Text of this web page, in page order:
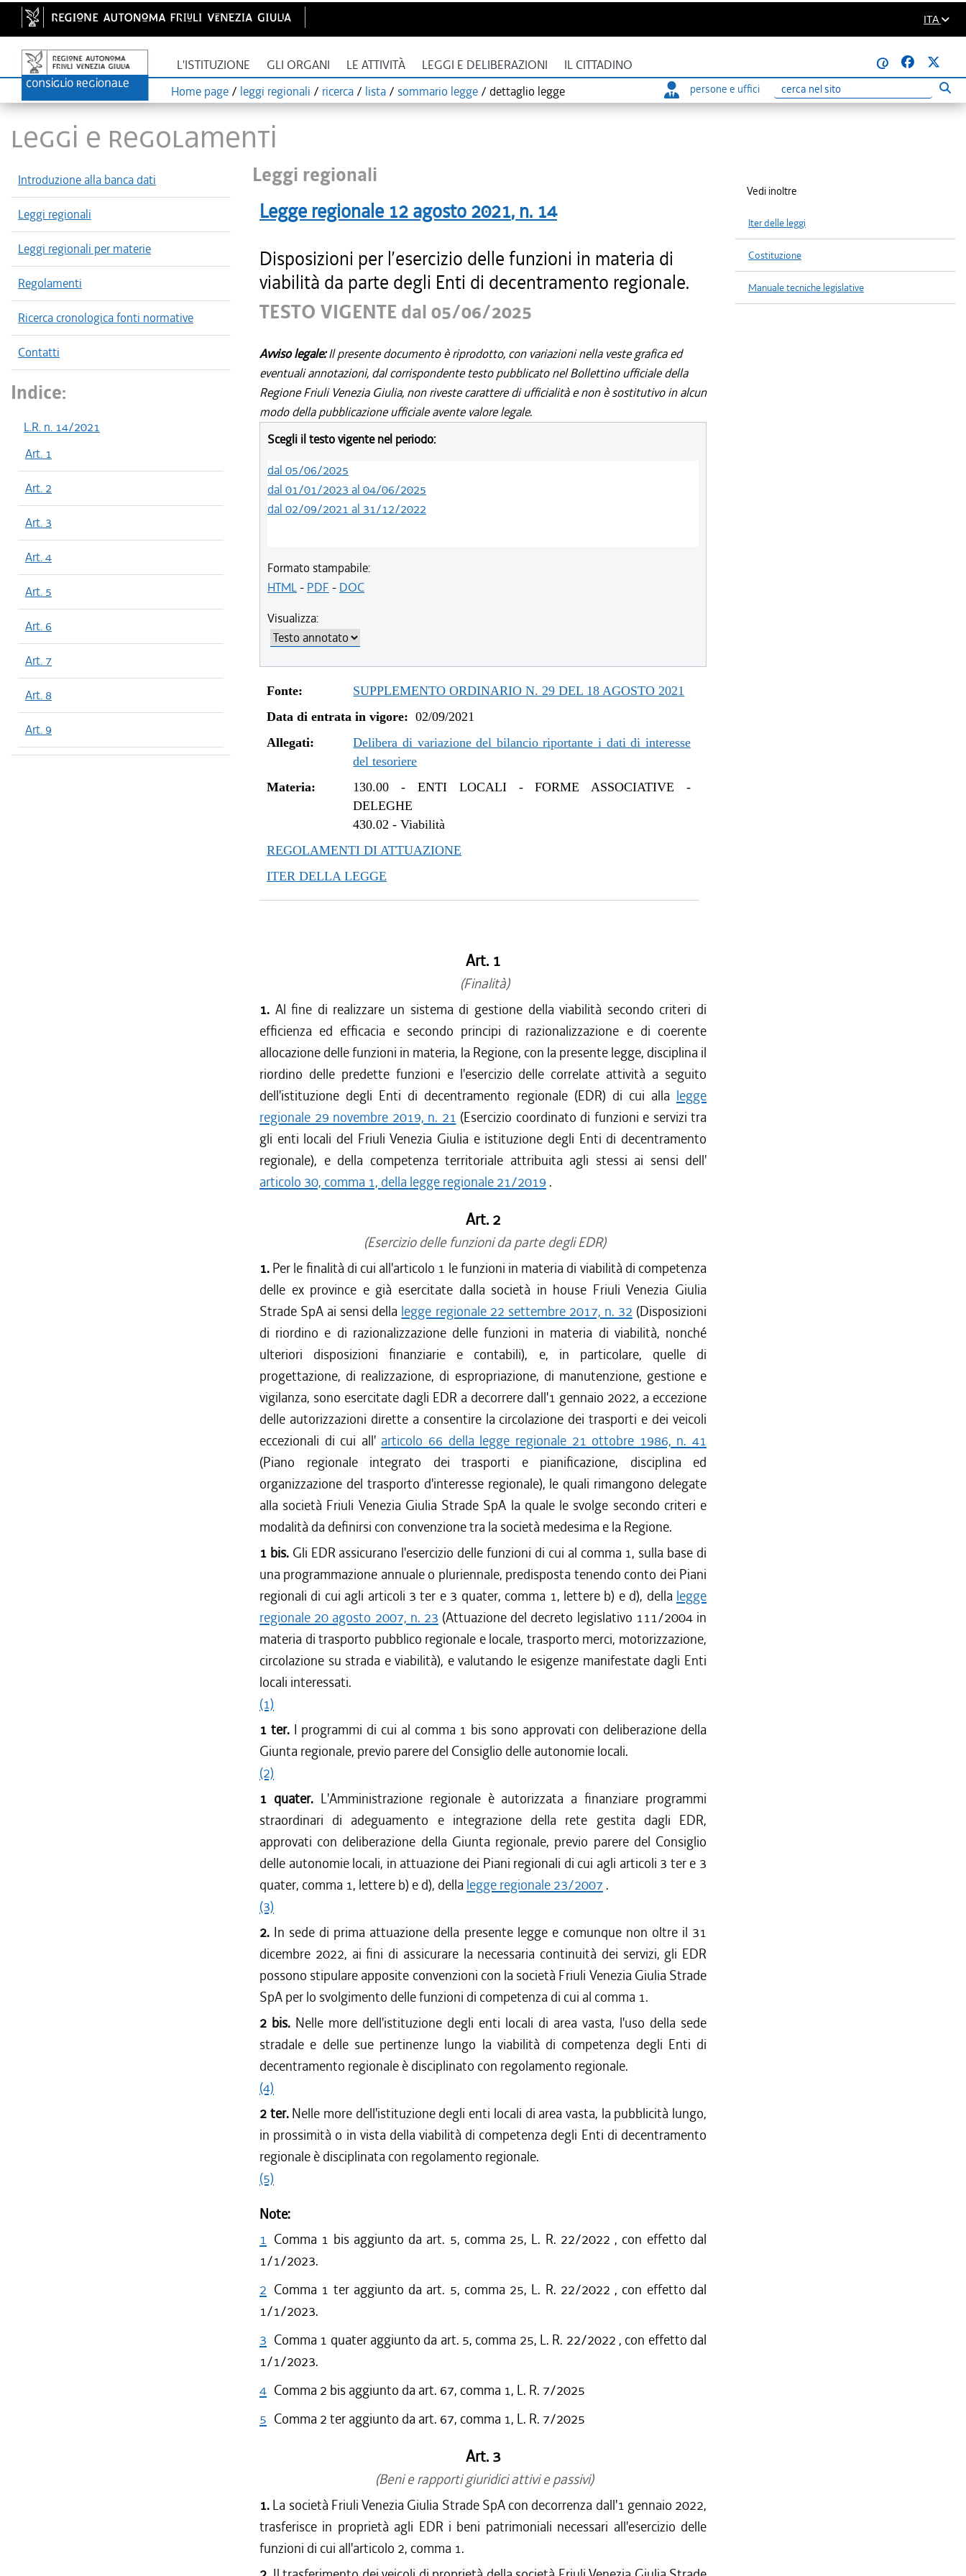
ITA
L'ISTITUZIONE GLI ORGANI LE ATTIVITÀ LEGGI E DELIBERAZIONI IL CITTADINO
@
Home page / leggi regionali / ricerca / lista / sommario legge / dettaglio legge persone e uffici
Ricerca
LEGGI E REGOLAMENTI
Introduzione alla banca dati
Leggi regionali
Leggi regionali per materie
Regolamenti
Ricerca cronologica fonti normative
Contatti
Indice:
L.R. n. 14/2021
Art. 1
Art. 2
Art. 3
Art. 4
Art. 5
Art. 6
Art. 7
Art. 8
Art. 9
Leggi regionali
Legge regionale 12 agosto 2021, n. 14
Disposizioni per l’esercizio delle funzioni in materia di
viabilità da parte degli Enti di decentramento regionale.
TESTO VIGENTE dal 05/06/2025
Avviso legale:Il presente documento è riprodotto, con variazioni nella veste grafica ed
eventuali annotazioni, dal corrispondente testo pubblicato nel Bollettino ufficiale della
Regione Friuli Venezia Giulia, non riveste carattere di ufficialità e non è sostitutivo in alcun
modo della pubblicazione ufficiale avente valore legale.
Scegli il testo vigente nel periodo:
dal 05/06/2025
dal 01/01/2023 al 04/06/2025
dal 02/09/2021 al 31/12/2022
Formato stampabile:
HTML- PDF - DOC
Visualizza:
Fonte:
SUPPLEMENTO ORDINARIO N. 29 DEL 18 AGOSTO 2021
Data di entrata in vigore: 02/09/2021
Allegati:
Delibera di variazione del bilancio riportante i dati di interesse
del tesoriere
Materia:
130.00 - ENTI LOCALI - FORME ASSOCIATIVE -
DELEGHE
430.02 -Viabilità
REGOLAMENTI DI ATTUAZIONE
ITER DELLA LEGGE
Art. 1
(Finalità)
1. Al fine di realizzare un sistema di gestione della viabilità secondo criteri di
efficienza ed efficacia e secondo principi di razionalizzazione e di coerente
allocazione delle funzioni in materia, la Regione, con la presente legge, disciplina il
riordino delle predette funzioni e l'esercizio delle correlate attività a seguito
dell'istituzione degli Enti di decentramento regionale (EDR) di cui alla legge
regionale 29 novembre 2019, n. 21 (Esercizio coordinato di funzioni e servizi tra
gli enti locali del Friuli Venezia Giulia e istituzione degli Enti di decentramento
regionale), e della competenza territoriale attribuita agli stessi ai sensi dell'
articolo 30, comma 1, della legge regionale 21/2019 .
Art. 2
(Esercizio delle funzioni da parte degli EDR)
1. Per le finalità di cui all'articolo 1 le funzioni in materia di viabilità di competenza
delle ex province e già esercitate dalla società in house Friuli Venezia Giulia
Strade SpA ai sensi della legge regionale 22 settembre 2017, n. 32 (Disposizioni
di riordino e di razionalizzazione delle funzioni in materia di viabilità, nonché
ulteriori disposizioni finanziarie e contabili), e, in particolare, quelle di
progettazione, di realizzazione, di espropriazione, di manutenzione, gestione e
vigilanza, sono esercitate dagli EDR a decorrere dall'1 gennaio 2022, a eccezione
delle autorizzazioni dirette a consentire la circolazione dei trasporti e dei veicoli
eccezionali di cui all' articolo 66 della legge regionale 21 ottobre 1986, n. 41
(Piano regionale integrato dei trasporti e pianificazione, disciplina ed
organizzazione del trasporto d'interesse regionale), le quali rimangono delegate
alla società Friuli Venezia Giulia Strade SpA la quale le svolge secondo criteri e
modalità da definirsi con convenzione tra la società medesima e la Regione.
1 bis. Gli EDR assicurano l'esercizio delle funzioni di cui al comma 1, sulla base di
una programmazione annuale o pluriennale, predisposta tenendo conto dei Piani
regionali di cui agli articoli 3 ter e 3 quater, comma 1, lettere b) e d), della legge
regionale 20 agosto 2007, n. 23 (Attuazione del decreto legislativo 111/2004 in
materia di trasporto pubblico regionale e locale, trasporto merci, motorizzazione,
circolazione su strada e viabilità), e valutando le esigenze manifestate dagli Enti
locali interessati.
(1)
1 ter. I programmi di cui al comma 1 bis sono approvati con deliberazione della
Giunta regionale, previo parere del Consiglio delle autonomie locali.
(2)
1 quater. L'Amministrazione regionale è autorizzata a finanziare programmi
straordinari di adeguamento e integrazione della rete gestita dagli EDR,
approvati con deliberazione della Giunta regionale, previo parere del Consiglio
delle autonomie locali, in attuazione dei Piani regionali di cui agli articoli 3 ter e 3
quater, comma 1, lettere b) e d), della legge regionale 23/2007 .
(3)
2. In sede di prima attuazione della presente legge e comunque non oltre il 31
dicembre 2022, ai fini di assicurare la necessaria continuità dei servizi, gli EDR
possono stipulare apposite convenzioni con la società Friuli Venezia Giulia Strade
SpA per lo svolgimento delle funzioni di competenza di cui al comma 1.
2 bis. Nelle more dell'istituzione degli enti locali di area vasta, l'uso della sede
stradale e delle sue pertinenze lungo la viabilità di competenza degli Enti di
decentramento regionale è disciplinato con regolamento regionale.
(4)
2 ter. Nelle more dell'istituzione degli enti locali di area vasta, la pubblicità lungo,
in prossimità o in vista della viabilità di competenza degli Enti di decentramento
regionale è disciplinata con regolamento regionale.
(5)
Note:
1 Comma 1 bis aggiunto da art. 5, comma 25, L. R. 22/2022 , con effetto dal
1/1/2023.
2 Comma 1 ter aggiunto da art. 5, comma 25, L. R. 22/2022 , con effetto dal
1/1/2023.
3 Comma 1 quater aggiunto da art. 5, comma 25, L. R. 22/2022 , con effetto dal
1/1/2023.
4 Comma 2 bis aggiunto da art. 67, comma 1, L. R. 7/2025
5 Comma 2 ter aggiunto da art. 67, comma 1, L. R. 7/2025
Art. 3
(Beni e rapporti giuridici attivi e passivi)
1. La società Friuli Venezia Giulia Strade SpA con decorrenza dall'1 gennaio 2022,
trasferisce in proprietà agli EDR i beni patrimoniali necessari all'esercizio delle
funzioni di cui all'articolo 2, comma 1.
Vedi inoltre
Iter delle leggi
Costituzione
Manuale tecniche legislative